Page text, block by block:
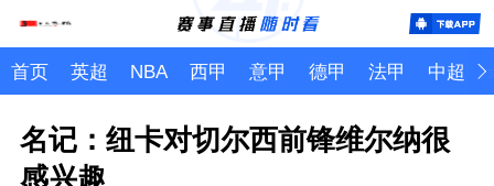
首页 英超 NBA 西甲 意甲 德甲 法甲 中超
名记：纽卡对切尔西前锋维尔纳很
感兴趣